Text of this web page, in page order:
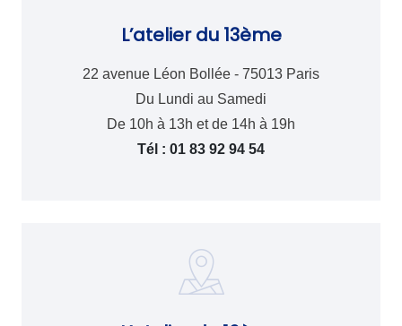
L’atelier du 13ème
22 avenue Léon Bollée - 75013 Paris
Du Lundi au Samedi
De 10h à 13h et de 14h à 19h
Tél : 01 83 92 94 54